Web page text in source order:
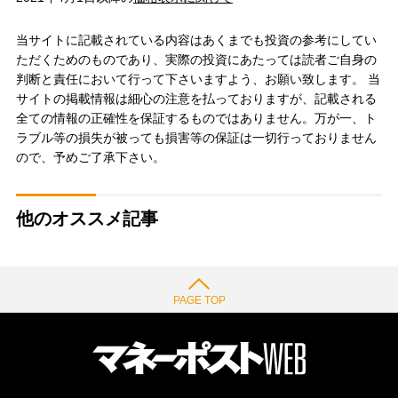
当サイトに記載されている内容はあくまでも投資の参考にしてい
ただくためのものであり、実際の投資にあたっては読者ご自身の
判断と責任において行って下さいますよう、お願い致します。 当
サイトの掲載情報は細心の注意を払っておりますが、記載される
全ての情報の正確性を保証するものではありません。万が一、ト
ラブル等の損失が被っても損害等の保証は一切行っておりません
ので、予めご了承下さい。
他のオススメ記事
PAGE TOP